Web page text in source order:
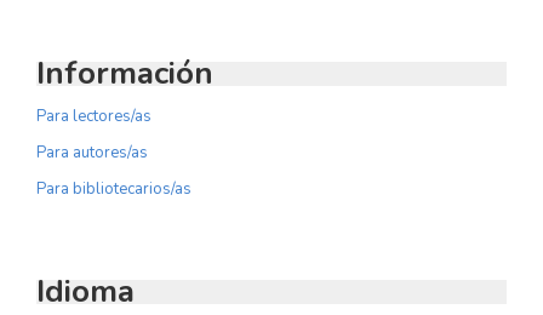
Información
Para lectores/as
Para autores/as
Para bibliotecarios/as
Idioma